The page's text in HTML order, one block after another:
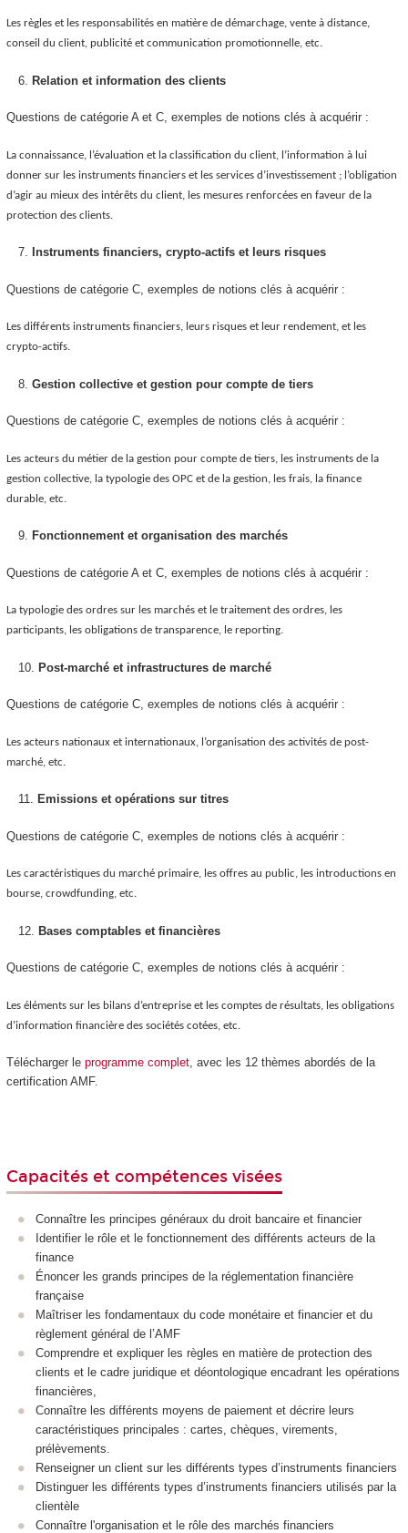
Les règles et les responsabilités en matière de démarchage, vente à distance,
conseil du client, publicité et communication promotionnelle, etc.
Relation et information des clients
Questions de catégorie A et C, exemples de notions clés à acquérir :
La connaissance, l’évaluation et la classification du client, l’information à lui
donner sur les instruments financiers et les services d’investissement ; l’obligation
d’agir au mieux des intérêts du client, les mesures renforcées en faveur de la
protection des clients.
Instruments financiers, crypto-actifs et leurs risques
Questions de catégorie C, exemples de notions clés à acquérir :
Les différents instruments financiers, leurs risques et leur rendement, et les
crypto-actifs.
Gestion collective et gestion pour compte de tiers
Questions de catégorie C, exemples de notions clés à acquérir :
Les acteurs du métier de la gestion pour compte de tiers, les instruments de la
gestion collective, la typologie des OPC et de la gestion, les frais, la finance
durable, etc.
Fonctionnement et organisation des marchés
Questions de catégorie A et C, exemples de notions clés à acquérir :
La typologie des ordres sur les marchés et le traitement des ordres, les
participants, les obligations de transparence, le reporting.
Post-marché et infrastructures de marché
Questions de catégorie C, exemples de notions clés à acquérir :
Les acteurs nationaux et internationaux, l’organisation des activités de post-
marché, etc.
Emissions et opérations sur titres
Questions de catégorie C, exemples de notions clés à acquérir :
Les caractéristiques du marché primaire, les offres au public, les introductions en
bourse, crowdfunding, etc.
Bases comptables et financières
Questions de catégorie C, exemples de notions clés à acquérir :
Les éléments sur les bilans d’entreprise et les comptes de résultats, les obligations
d’information financière des sociétés cotées, etc.
Télécharger le programme complet, avec les 12 thèmes abordés de la
certification AMF.
Capacités et compétences visées
Connaître les principes généraux du droit bancaire et financier
Identifier le rôle et le fonctionnement des différents acteurs de la
finance
Énoncer les grands principes de la réglementation financière
française
Maîtriser les fondamentaux du code monétaire et financier et du
règlement général de l’AMF
Comprendre et expliquer les règles en matière de protection des
clients et le cadre juridique et déontologique encadrant les opérations
financières,
Connaître les différents moyens de paiement et décrire leurs
caractéristiques principales : cartes, chèques, virements,
prélèvements.
Renseigner un client sur les différents types d’instruments financiers
Distinguer les différents types d’instruments financiers utilisés par la
clientèle
Connaître l'organisation et le rôle des marchés financiers